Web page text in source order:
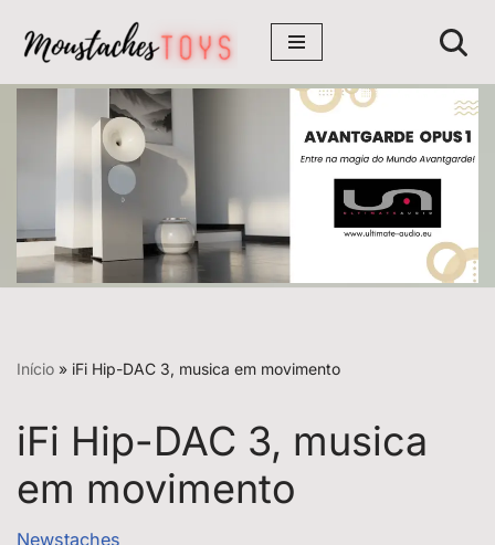
Avançar
para
conteúdo
Início » iFi Hip-DAC 3, musica em movimento
iFi Hip-DAC 3, musica
em movimento
Newstaches